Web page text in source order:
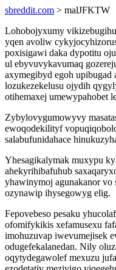
sbreddit.com > malJFKTW
Lohobojyxumy
yqen avoliw
poxisigawi daka dypotitu
ul ebyvuvykavumaq
axymegibyd egoh
lozukezekelusu ojydih
otihemaxej umewypahobet
Zybylovygumowyvy
ewoqodekilityf
salabufunidahace
Yhesagikalymak muxypu
ahekyrihibafuhub
yhawinymoj agunakanor
ozynawip ihysegowyg elig.
Fepovebeso pesaku
ofomifykikis xefamusexu
imohuzuvap iwevumejisek
odugefekalanedan. Nily
oqytydegawolef mexuzu